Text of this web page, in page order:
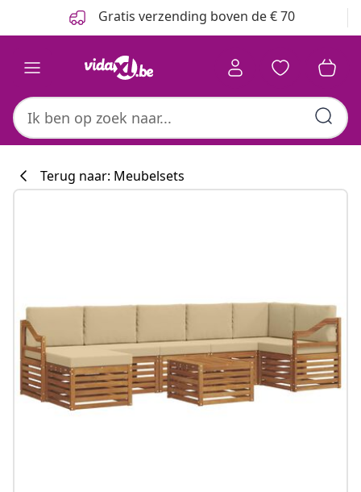
Gratis verzending boven de € 70
Terug naar: Meubelsets